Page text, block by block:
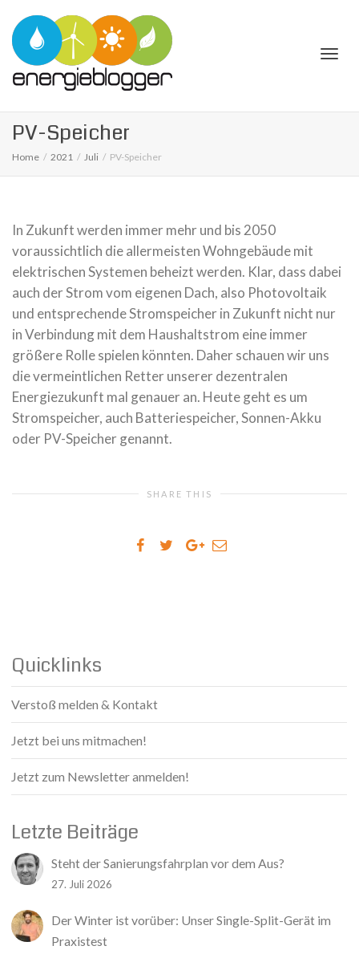
PV-Speicher
Home 2021 Juli PV-Speicher
In Zukunft werden immer mehr und bis 2050
voraussichtlich die allermeisten Wohngebäude mit
elektrischen Systemen beheizt werden. Klar, dass dabei
auch der Strom vom eigenen Dach, also Photovoltaik
und entsprechende Stromspeicher in Zukunft nicht nur
in Verbindung mit dem Haushaltstrom eine immer
größere Rolle spielen könnten. Daher schauen wir uns
die vermeintlichen Retter unserer dezentralen
Energiezukunft mal genauer an. Heute geht es um
Stromspeicher, auch Batteriespeicher, Sonnen-Akku
oder PV-Speicher genannt.
SHARE THIS
Quicklinks
Verstoß melden & Kontakt
Jetzt bei uns mitmachen!
Jetzt zum Newsletter anmelden!
Letzte Beiträge
Steht der Sanierungsfahrplan vor dem Aus?
27. Juli 2026
Der Winter ist vorüber: Unser Single-Split-Gerät im
Praxistest